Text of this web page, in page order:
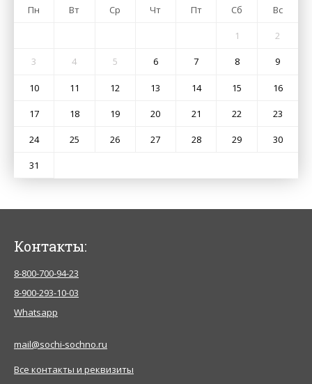
Пн Вт Ср Чт Пт Сб Вс
1 2
3 4 5 6 7 8 9
10 11 12 13 14 15 16
17 18 19 20 21 22 23
24 25 26 27 28 29 30
31
Контакты:
8-800-700-94-23
8-900-293-10-03
Whatsapp
mail@sochi-sochno.ru
Все контакты и реквизиты